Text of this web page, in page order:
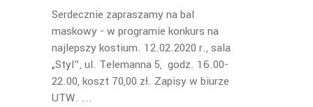
Serdecznie zapraszamy na bal
maskowy - w programie konkurs na
najlepszy kostium. 12.02.2020 r., sala
„Styl”, ul. Telemanna 5, godz. 16.00-
22.00, koszt 70,00 zł. Zapisy w biurze
UTW.